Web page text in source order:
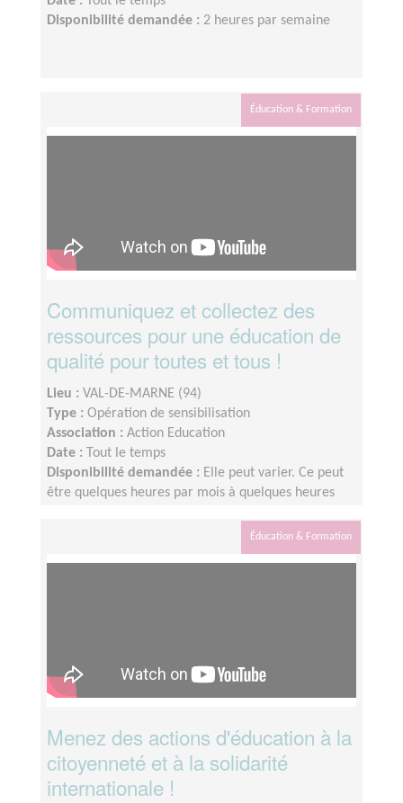
Disponibilité demandée : 2 heures par semaine
Éducation & Formation
Communiquez et collectez des
ressources pour une éducation de
qualité pour toutes et tous !
Lieu : VAL-DE-MARNE (94)
Type : Opération de sensibilisation
Association : Action Education
Date :
Tout le temps
Disponibilité demandée : Elle peut varier. Ce peut
être quelques heures par mois à quelques heures
Éducation & Formation
Menez des actions d'éducation à la
citoyenneté et à la solidarité
internationale !